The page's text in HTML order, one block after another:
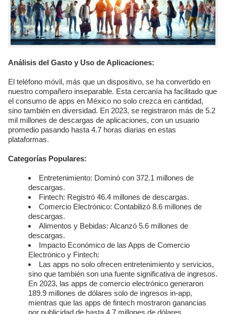
Análisis del Gasto y Uso de Aplicaciones:
El teléfono móvil, más que un dispositivo, se ha convertido en
nuestro compañero inseparable. Esta cercanía ha facilitado que
el consumo de apps en México no solo crezca en cantidad,
sino también en diversidad. En 2023, se registraron más de 5.2
mil millones de descargas de aplicaciones, con un usuario
promedio pasando hasta 4.7 horas diarias en estas
plataformas.
Categorías Populares:
Entretenimiento: Dominó con 372.1 millones de
descargas.
Fintech: Registró 46.4 millones de descargas.
Comercio Electrónico: Contabilizó 8.6 millones de
descargas.
Alimentos y Bebidas: Alcanzó 5.6 millones de
descargas.
Impacto Económico de las Apps de Comercio
Electrónico y Fintech:
Las apps no solo ofrecen entretenimiento y servicios,
sino que también son una fuente significativa de ingresos.
En 2023, las apps de comercio electrónico generaron
189.9 millones de dólares solo de ingresos in-app,
mientras que las apps de fintech mostraron ganancias
por publicidad de hasta 4.7 millones de dólares.